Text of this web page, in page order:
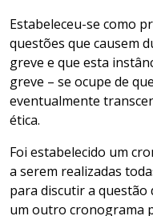
Estabeleceu-se como
questões que causem
greve e que esta
greve – se ocupe de
eventualmente
ética.
Foi estabelecido um
a serem realizadas
para discutir a questão
um outro cronograma